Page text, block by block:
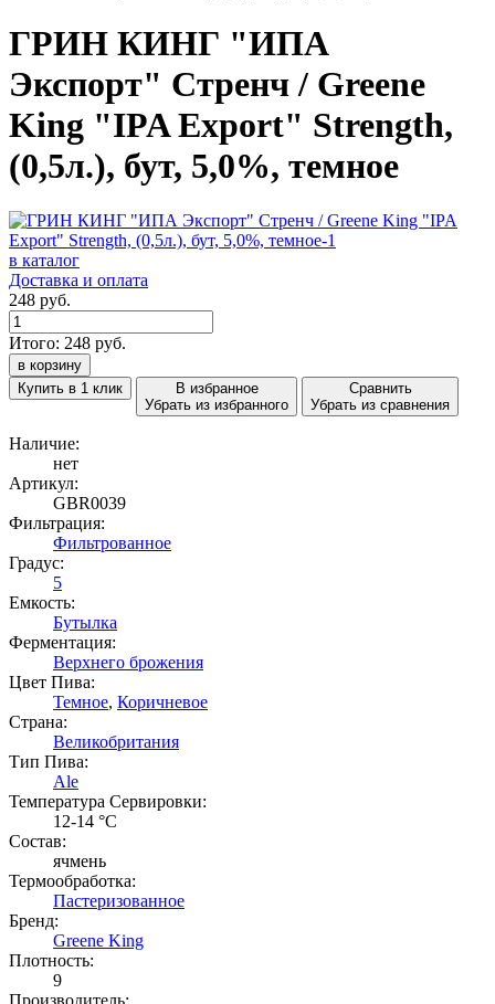
ГРИН КИНГ "ИПА
Экспорт" Стренч / Greene
King "IPA Export" Strength,
(0,5л.), бут, 5,0%, темное
в каталог
Доставка и оплата
248 руб.
Итого: 248 руб.
в корзину
Купить в 1 клик
В избранное
Убрать из избранного
Сравнить
Убрать из сравнения
Наличие:
нет
Артикул:
GBR0039
Фильтрация:
Фильтрованное
Градус:
5
Емкость:
Бутылка
Ферментация:
Верхнего брожения
Цвет Пива:
Темное, Коричневое
Страна:
Великобритания
Тип Пива:
Ale
Температура Cервировки:
12-14 °С
Состав:
ячмень
Термообработка:
Пастеризованное
Бренд:
Greene King
Плотность:
9
Производитель: